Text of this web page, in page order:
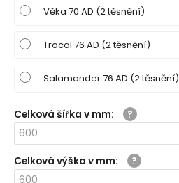
Věka 70 AD (2 těsnění)
Trocal 76 AD (2 těsnění)
Salamander 76 AD (2 těsnění)
Celková šířka v mm:
Celková výška v mm: